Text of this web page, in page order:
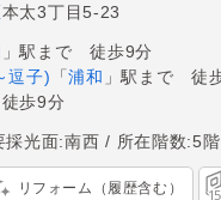
本太3丁目5-23
」駅まで 徒歩9分
逗子) 「浦和 」駅まで 徒
歩9分
採光面:南西 所在階数:5
リフォーム（履歴含む）